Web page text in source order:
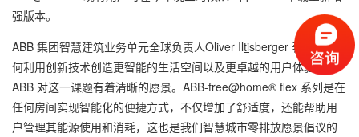
强版本。
ABB 集团智慧建筑业务单元全球负责人Oliver Iltisberger 表示：“如
何利用创新技术创造更智能的生活空间以及更卓越的用户体验？
ABB 对这一课题有着清晰的愿景。ABB-free@home® flex 系列是在
任何房间实现智能化的便捷方式，不仅增加了舒适度，还能帮助用
户管理其能源使用和消耗，这也是我们智慧城市零排放愿景倡议的